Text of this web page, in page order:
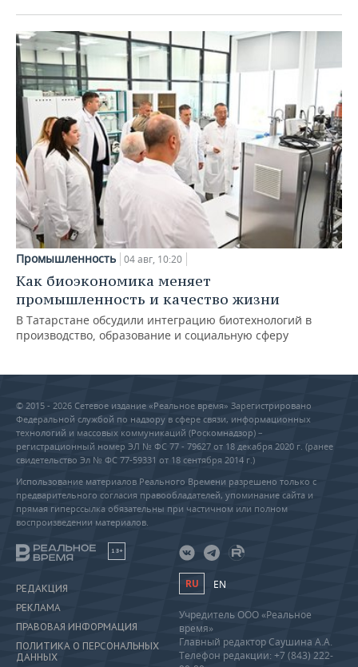
Промышленность 04 авг, 10:20
Как биоэкономика меняет
промышленность и качество жизни
В Татарстане обсудили интеграцию биотехнологий в
производство, образование и социальную сферу
© 2015 - 2026 Сетевое издание «Реальное время» Зарегистрировано
Федеральной службой по надзору в сфере связи, информационных
технологий и массовых коммуникаций (Роскомнадзор) –
регистрационный номер ЭЛ № ФС 77 - 79627 от 18 декабря 2020 г. (ранее
свидетельство Эл № ФС 77-59331 от 18 сентября 2014 г.)
Использование материалов Реального Времени разрешено только с
предварительного согласия правообладателей, упоминание сайта и
прямая гиперссылка обязательны при частичном или полном
воспроизведении материалов.
18+
РЕДАКЦИЯ
РЕКЛАМА
ПРАВОВАЯ ИНФОРМАЦИЯ
ПОЛИТИКА О ПЕРСОНАЛЬНЫХ
ДАННЫХ
RU EN
Учредитель ООО «Реальное
время»
Главный редактор Саушина А.А.
Телефон редакции: +7 (843) 222-